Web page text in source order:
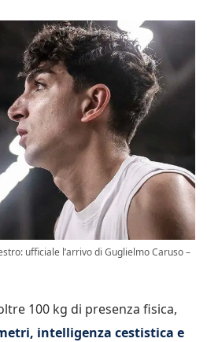
ufficiale l’arrivo di Guglielmo Caruso –
100 kg di presenza fisica,
intelligenza cestistica e